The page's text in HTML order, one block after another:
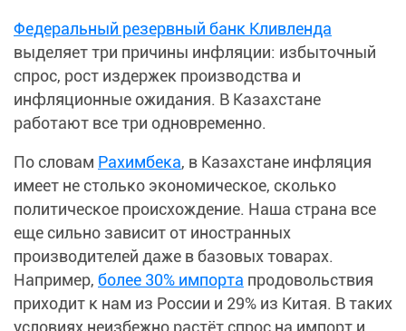
Федеральный резервный банк Кливленда
выделяет три причины инфляции: избыточный
спрос, рост издержек производства и
инфляционные ожидания. В Казахстане
работают все три одновременно.
По словам Рахимбека, в Казахстане инфляция
имеет не столько экономическое, сколько
политическое происхождение. Наша страна все
еще сильно зависит от иностранных
производителей даже в базовых товарах.
Например, более 30% импорта продовольствия
приходит к нам из России и 29% из Китая. В таких
условиях неизбежно растёт спрос на импорт и